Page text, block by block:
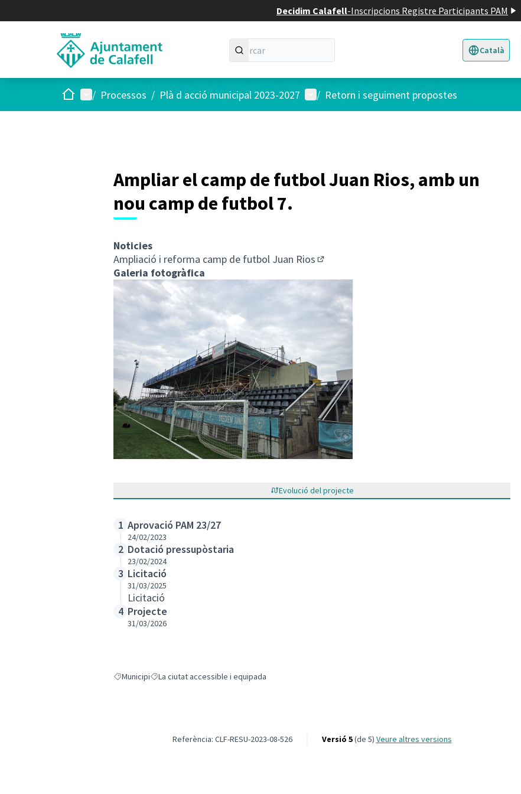
Decidim Calafell-Inscripcions Registre Participants PAM
Català
Triar la llengua
Inici Menú principal
/ Processos / Plà d acció municipal 2023-2027 Menú d'usuari
/ Retorn i seguiment propostes
Ampliar el camp de futbol Juan Rios, amb un
nou camp de futbol 7.
Noticies
Ampliació i reforma camp de futbol Juan Rios
Galeria fotogràfica
Evolució del projecte
1 Aprovació PAM 23/27
24/02/2023
2 Dotació pressupòstaria
23/02/2024
3 Licitació
31/03/2025
Licitació
4 Projecte
31/03/2026
Resultats en filtrar per: Municipi
MunicipiResultats en filtrar per: La ciutat accessible i equipada
La ciutat accessible i equipada
Referència: CLF-RESU-2023-08-526 Versió 5(de 5) veure altres versions